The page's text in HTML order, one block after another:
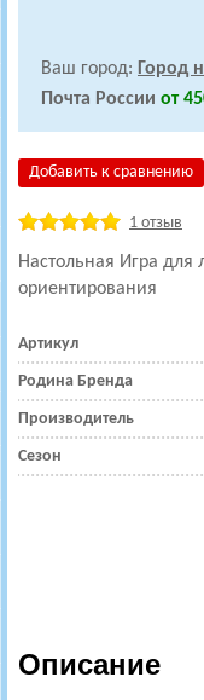
Ваш город: Город
Почта России от
Добавить к сравнению
1 отзыв
Настольная Игра для
ориентирования
Артикул
Родина Бренда
Производитель
Сезон
Описание